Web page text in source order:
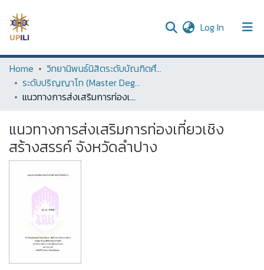
Log In (current)
UPDC
Communities & Collections
Statistics
Home
วิทยานิพนธ์นิสิตระดับบัณฑิตศึกษา (Thesis of Graduate Students)
ระดับปริญญาโท (Master Degree)
แนวทางการส่งเสริมการท่องเที่ยวเชิงสร้างสรรค์ จังหวัดลำปาง
แนวทางการส่งเสริมการท่องเที่ยวเชิง
สร้างสรรค์ จังหวัดลำปาง